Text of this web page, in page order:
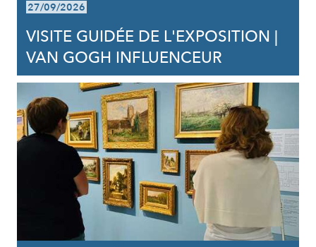
27/09/2026
VISITE GUIDÉE DE L'EXPOSITION |
VAN GOGH INFLUENCEUR